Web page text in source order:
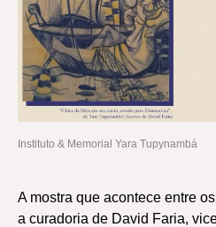
Instituto & Memorial Yara Tupynambá
A mostra que acontece entre
a curadoria de David Faria,